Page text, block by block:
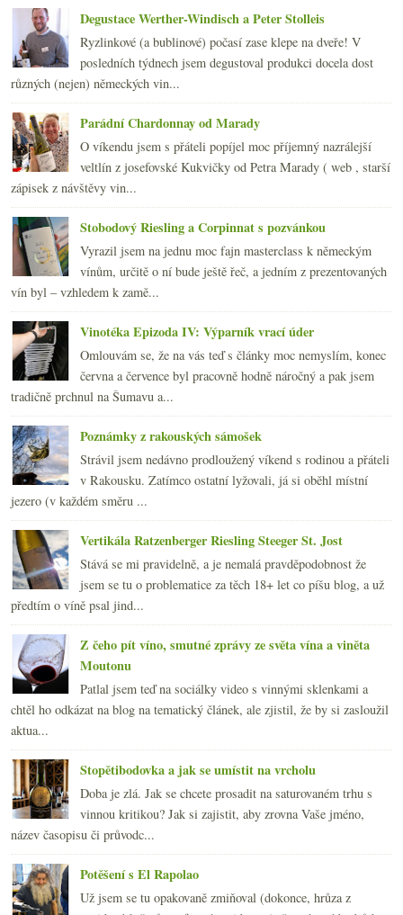
►2013(249)
►2012(254)
►2011(252)
► 2010 (249)
2009 (249)
►2008(270)
►2007(108)
Degustace Werther-Windisch a Peter Stolleis
Ryzlinkové (a bublinové) počasí zase klepe na dveře! V
posledních týdnech jsem degustoval produkci docela dost
různých (nejen) německých vin...
Parádní Chardonnay od Marady
O víkendu jsem s přáteli popíjel moc příjemný nazrálejší
veltlín z josefovské Kukvičky od Petra Marady ( web , starší
zápisek z návštěvy vin...
Stobodový Riesling a Corpinnat s pozvánkou
Vyrazil jsem na jednu moc fajn masterclass k německým
vínům, určitě o ní bude ještě řeč, a jedním z prezentovaných
vín byl – vzhledem k zamě...
Vinotéka Epizoda IV: Výparník vrací úder
Omlouvám se, že na vás teď s články moc nemyslím, konec
června a července byl pracovně hodně náročný a pak jsem
tradičně prchnul na Šumavu a...
Poznámky z rakouských sámošek
Strávil jsem nedávno prodloužený víkend s rodinou a přáteli
v Rakousku. Zatímco ostatní lyžovali, já si oběhl místní
jezero (v každém směru ...
Vertikála Ratzenberger Riesling Steeger St. Jost
Stává se mi pravidelně, a je nemalá pravděpodobnost že
jsem se tu o problematice za těch 18+ let co píšu blog, a už
předtím o víně psal jind...
Z čeho pít víno, smutné zprávy ze světa vína a viněta
Moutonu
Patlal jsem teď na sociálky video s vinnými sklenkami a
chtěl ho odkázat na blog na tematický článek, ale zjistil, že by si zasloužil
aktua...
Stopětibodovka a jak se umístit na vrcholu
Doba je zlá. Jak se chcete prosadit na saturovaném trhu s
vinnou kritikou? Jak si zajistit, aby zrovna Vaše jméno,
název časopisu či průvodc...
Potěšení s El Rapolao
Už jsem se tu opakovaně zmiňoval (dokonce, hrůza z